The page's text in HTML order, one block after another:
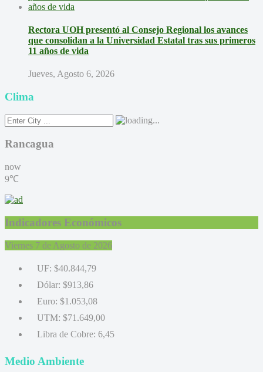
Rectora UOH presentó al Consejo Regional los avances
que consolidan a la Universidad Estatal tras sus primeros
11 años de vida
Jueves, Agosto 6, 2026
Clima
Rancagua
now
9℃
Indicadores Económicos
Viernes 7 de Agosto de 2026
UF: $40.844,79
Dólar: $913,86
Euro: $1.053,08
UTM: $71.649,00
Libra de Cobre: 6,45
Medio Ambiente